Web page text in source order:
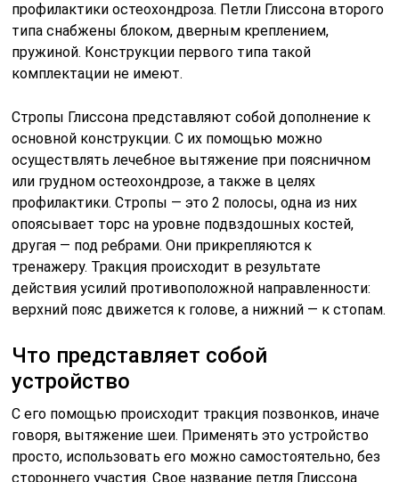
профилактики остеохондроза. Петли Глиссона второго
типа снабжены блоком, дверным креплением,
пружиной. Конструкции первого типа такой
комплектации не имеют.
Стропы Глиссона представляют собой дополнение к
основной конструкции. С их помощью можно
осуществлять лечебное вытяжение при поясничном
или грудном остеохондрозе, а также в целях
профилактики. Стропы — это 2 полосы, одна из них
опоясывает торс на уровне подвздошных костей,
другая — под ребрами. Они прикрепляются к
тренажеру. Тракция происходит в результате
действия усилий противоположной направленности:
верхний пояс движется к голове, а нижний — к стопам.
Что представляет собой
устройство
С его помощью происходит тракция позвонков, иначе
говоря, вытяжение шеи. Применять это устройство
просто, использовать его можно самостоятельно, без
стороннего участия. Свое название петля Глиссона